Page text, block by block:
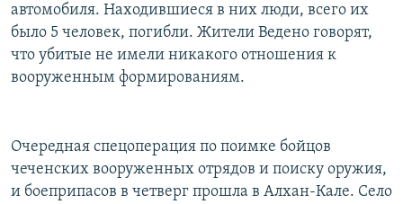
автомобиля. Находившиеся в них люди, всего их
было 5 человек, погибли. Жители Ведено говорят,
что убитые не имели никакого отношения к
вооруженным формированиям.
Очередная спецоперация по поимке бойцов
чеченских вооруженных отрядов и поиску оружия,
и боеприпасов в четверг прошла в Алхан-Кале. Село